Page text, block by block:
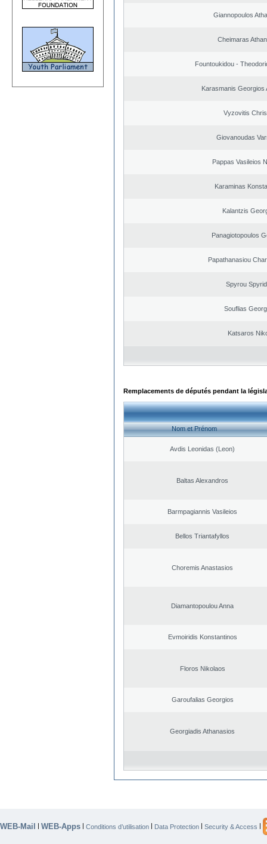
Giannopoulos
Cheimaras
Fountoukidou -
Karasmanis Georgios
Vyzovitis
Giovanoudas
Pappas Vasileios
Karaminas
Kalantzis
Panagiotopoulos
Papathanasiou
Spyrou
Souflias
Katsaros
Remplacements de députés pendant la
Nom et Prénom
Avdis Leonidas (Leon)
Baltas Alexandros
Barmpagiannis Vasileios
Bellos Triantafyllos
Choremis Anastasios
Diamantopoulou Anna
Evmoiridis Konstantinos
Floros Nikolaos
Garoufalias Georgios
Georgiadis Athanasios
WEB-Mail | WEB-Apps | Conditions d’utilisation | Data Protection | Security & Access |